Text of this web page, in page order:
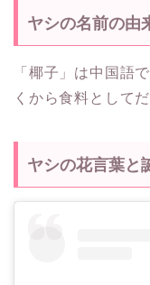
ヤシの名前の由
「椰子」は中国語
くから食料として
ヤシの花言葉と